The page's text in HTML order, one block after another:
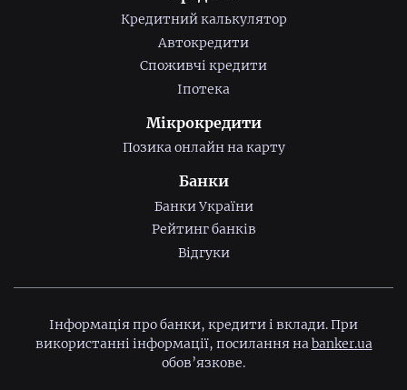
Кредитний калькулятор
Автокредити
Споживчі кредити
Іпотека
Мікрокредити
Позика онлайн на карту
Банки
Банки України
Рейтинг банків
Відгуки
Інформація про банки, кредити і вклади. При
використанні інформації, посилання наbanker.ua
обов’язкове.